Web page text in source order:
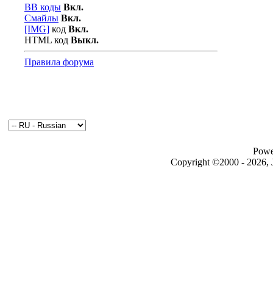
BB коды Вкл.
Смайлы Вкл.
[IMG] код Вкл.
HTML код Выкл.
Правила форума
Copyright ©2000 - 2026,